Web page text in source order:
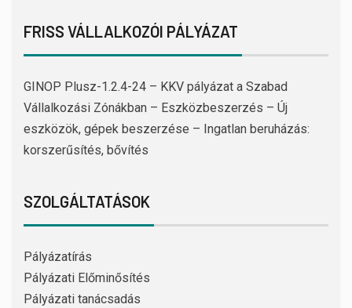
FRISS VÁLLALKOZÓI PÁLYÁZAT
GINOP Plusz-1.2.4-24 – KKV pályázat a Szabad
Vállalkozási Zónákban – Eszközbeszerzés – Új
eszközök, gépek beszerzése – Ingatlan beruházás:
korszerűsítés, bővítés
SZOLGÁLTATÁSOK
Pályázatírás
Pályázati Előminősítés
Pályázati tanácsadás